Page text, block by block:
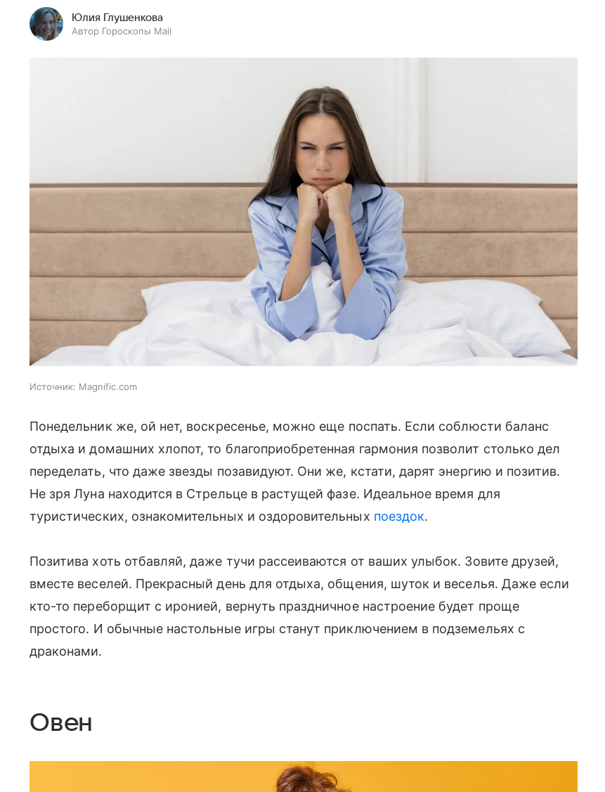
Юлия Глушенкова
Автор Гороскопы Mail
Источник: Magnific.com
Понедельник же, ой нет, воскресенье, можно еще поспать. Если соблюсти баланс
отдыха и домашних хлопот, то благоприобретенная гармония позволит столько дел
переделать, что даже звезды позавидуют. Они же, кстати, дарят энергию и позитив.
Не зря Луна находится в Стрельце в растущей фазе. Идеальное время для
туристических, ознакомительных и оздоровительных поездок.
Позитива хоть отбавляй, даже тучи рассеиваются от ваших улыбок. Зовите друзей,
вместе веселей. Прекрасный день для отдыха, общения, шуток и веселья. Даже если
кто-то переборщит с иронией, вернуть праздничное настроение будет проще
простого. И обычные настольные игры станут приключением в подземельях с
драконами.
Овен